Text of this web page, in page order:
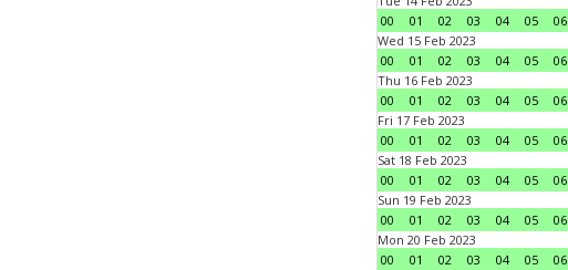
00
01 02 03 04 05 06
Wed 15 Feb 2023
00
01 02 03 04 05 06
Thu 16 Feb 2023
00
01 02 03 04 05 06
Fri 17 Feb 2023
00
01 02 03 04 05 06
Sat 18 Feb 2023
00
01 02 03 04 05 06
Sun 19 Feb 2023
00
01 02 03 04 05 06
Mon 20 Feb 2023
00
01 02 03 04 05 06